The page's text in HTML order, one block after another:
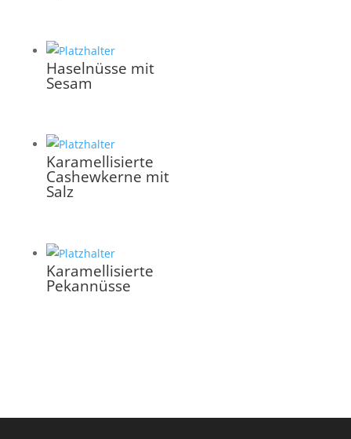
Haselnüsse mit
Sesam
Karamellisierte
Cashewkerne mit
Salz
Karamellisierte
Pekannüsse